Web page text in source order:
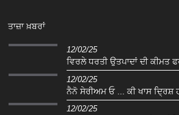
ਤਾਜ਼ਾ ਖ਼ਬਰਾਂ
12/02/25
ਵਿਰਲੇ ਧਰਤੀ ਉਤਪਾਦਾਂ ਦੀ ਕੀਮਤ
12/02/25
ਨੈਨੋ ਸੇਰੀਅਮ ਓ ... ਕੀ ਖਾਸ ਦ੍ਰਿਸ਼
12/02/25